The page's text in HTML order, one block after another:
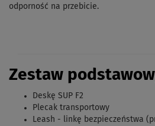
odporność na przebicie.
Zestaw
Deskę SUP F2
Plecak transportowy
Leash - linkę bezpieczeństwa